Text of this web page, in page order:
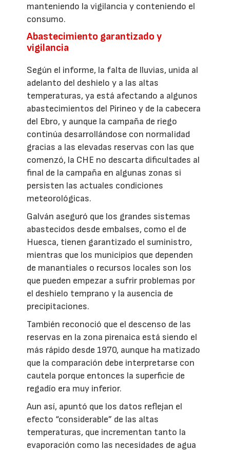
manteniendo la vigilancia y conteniendo el
consumo.
Abastecimiento garantizado y
vigilancia
Según el informe, la falta de lluvias, unida al
adelanto del deshielo y a las altas
temperaturas, ya está afectando a algunos
abastecimientos del Pirineo y de la cabecera
del Ebro, y aunque la campaña de riego
continúa desarrollándose con normalidad
gracias a las elevadas reservas con las que
comenzó, la CHE no descarta dificultades al
final de la campaña en algunas zonas si
persisten las actuales condiciones
meteorológicas.
Galván aseguró que los grandes sistemas
abastecidos desde embalses, como el de
Huesca, tienen garantizado el suministro,
mientras que los municipios que dependen
de manantiales o recursos locales son los
que pueden empezar a sufrir problemas por
el deshielo temprano y la ausencia de
precipitaciones.
También reconoció que el descenso de las
reservas en la zona pirenaica está siendo el
más rápido desde 1970, aunque ha matizado
que la comparación debe interpretarse con
cautela porque entonces la superficie de
regadío era muy inferior.
Aun así, apuntó que los datos reflejan el
efecto “considerable” de las altas
temperaturas, que incrementan tanto la
evaporación como las necesidades de agua